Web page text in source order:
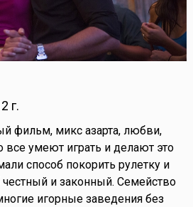
г.
фильм, микс азарта, любви,
все умеют играть и делают это
способ покорить рулетку и
честный и законный. Семейство
игорные заведения без